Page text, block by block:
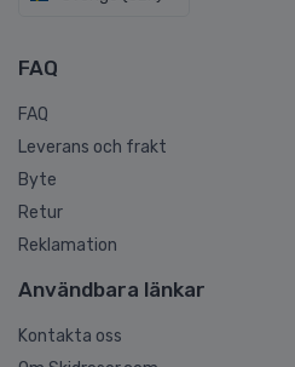
FAQ
FAQ
Leverans och frakt
Byte
Retur
Reklamation
Användbara länkar
Kontakta oss